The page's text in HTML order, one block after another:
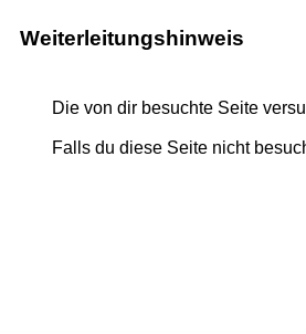
Weiterleitungshinweis
Die von dir besuchte Seite
Falls du diese Seite nicht